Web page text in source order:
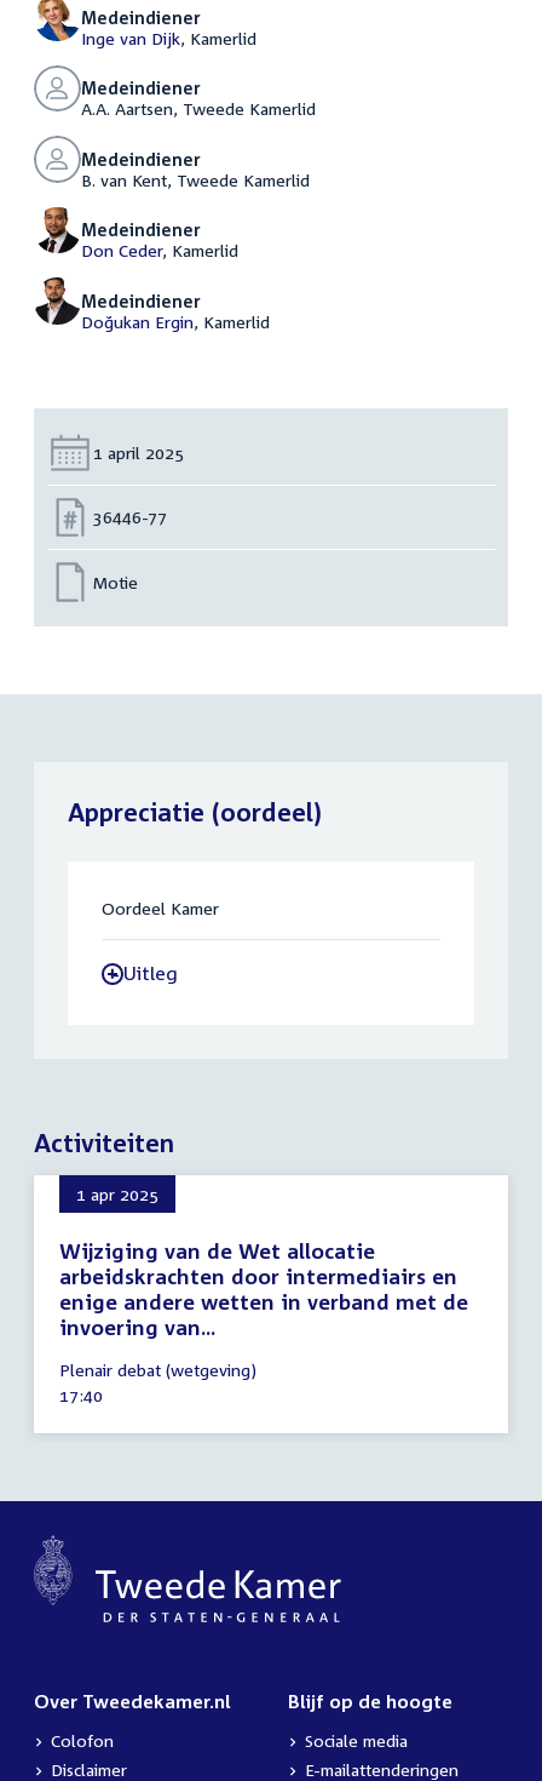
Medeindiener
Inge van Dijk, Kamerlid
Medeindiener
A.A. Aartsen, Tweede Kamerlid
Medeindiener
B. van Kent, Tweede Kamerlid
Medeindiener
Don Ceder, Kamerlid
Medeindiener
Doğukan Ergin, Kamerlid
Datum:
1 april 2025
Nummer:
36446-77
Motie
Appreciatie (oordeel)
Oordeel Kamer
-Uitleg
Activiteiten
1 apr 2025
Wijziging van de Wet allocatie
arbeidskrachten door intermediairs en
enige andere wetten in verband met de
invoering van...
april
2025
Plenair debat (wetgeving)
Tijd
17:40
Over Tweedekamer.nl
Colofon
Disclaimer
Blijf op de hoogte
Sociale media
E-mailattenderingen